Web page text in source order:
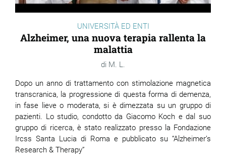
UNIVERSITÀ ED ENTI
Alzheimer, una nuova terapia rallenta la
malattia
M. L.
Dopo un anno di trattamento con stimolazione magnetica
transcranica, la progressione di questa forma di demenza,
in fase lieve o moderata, si è dimezzata su un gruppo di
pazienti. Lo studio, condotto da Giacomo Koch e dal suo
gruppo di ricerca, è stato realizzato presso la Fondazione
Ircss Santa Lucia di Roma e pubblicato su “Alzheimer’s
Research & Therapy”